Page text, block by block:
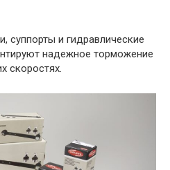
суппорты и гидравлические
надежное торможение
скоростях.